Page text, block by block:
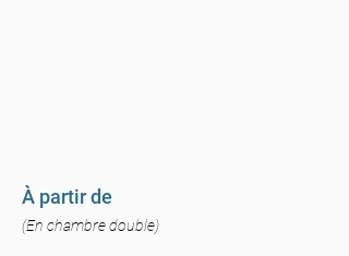
À partir de
(En chambre double)